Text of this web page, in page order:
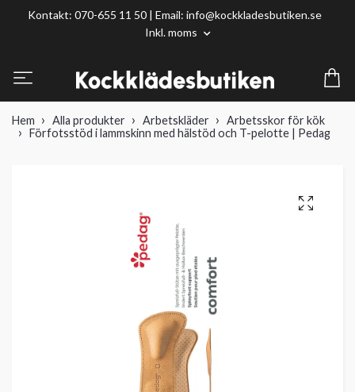
Kontakt: 070-655 11 50 | Email: info@kockkladesbutiken.se
Inkl. moms
Hem Alla produkter Arbetskläder
Arbetsskor för kök
Förfotsstöd i lammskinn med hälstöd och T-pelotte | Pedag